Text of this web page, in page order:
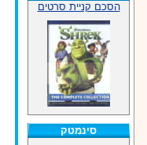
הסכם קניית סרטים
סינמטק